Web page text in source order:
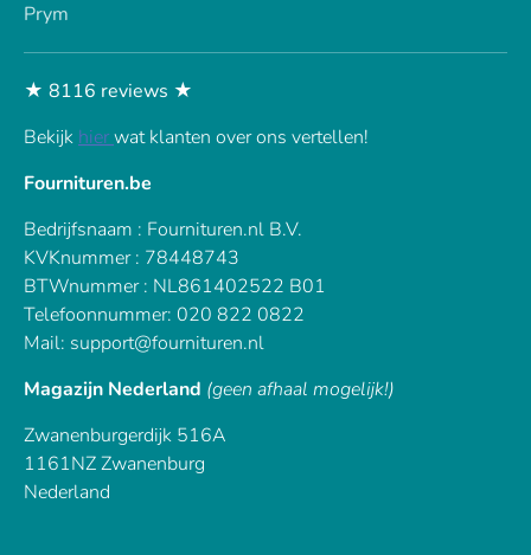
Prym
★ 8116 reviews ★
Bekijk hierwat klanten over ons vertellen!
Fournituren.be
Bedrijfsnaam : Fournituren.nl B.V.
KVKnummer : 78448743
BTWnummer : NL861402522 B01
Telefoonnummer: 020 822 0822
Mail: support@fournituren.nl
Magazijn Nederland (geen afhaal mogelijk!)
Zwanenburgerdijk 516A
1161NZ Zwanenburg
Nederland